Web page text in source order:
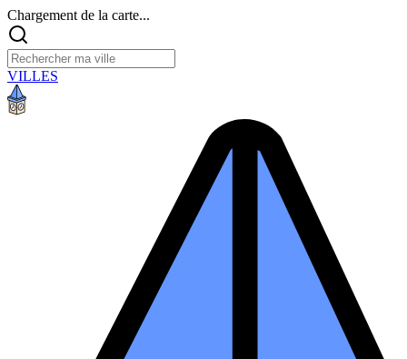
Chargement de la carte...
VILLES